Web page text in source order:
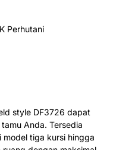
Perhutani
style DF3726 dapat
Anda. Tersedia
tiga kursi hingga